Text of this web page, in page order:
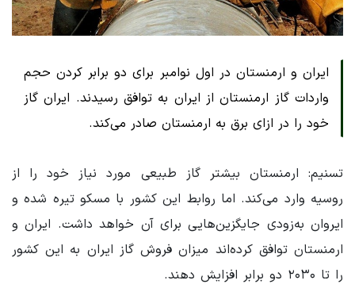
ایران و ارمنستان در اول نوامبر برای دو برابر کردن حجم
واردات گاز ارمنستان از ایران به توافق رسیدند. ایران گاز
خود را در ازای برق به ارمنستان صادر می‌کند.
تسنیم: ارمنستان بیشتر گاز طبیعی مورد نیاز خود را از
روسیه وارد می‌کند. اما روابط این کشور با مسکو تیره شده و
ایروان به‌زودی جایگزین‌هایی برای آن خواهد داشت. ایران و
ارمنستان توافق کرده‌اند میزان فروش گاز ایران به این کشور
را تا ۲۰۳۰ دو برابر افزایش دهند.